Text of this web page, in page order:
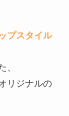
プスタイル
、
リジナルの